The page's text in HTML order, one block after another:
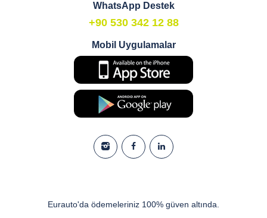
WhatsApp Destek
+90 530 342 12 88
Mobil Uygulamalar
Eurauto'da ödemeleriniz 100% güven altında.